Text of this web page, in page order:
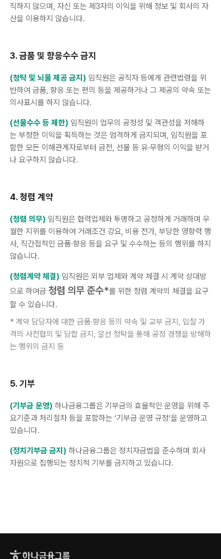
직하지 않으며, 자신 또는 제3자의 이익을 위해 정보 및 회사의 자
산을 이용하지 않습니다.
3. 금품 및 향응수수 금지
(청탁 및 뇌물 제공 금지) 임직원은 공직자 등에게 관련법령을 위
반하여 금품, 향응 또는 편의 등을 제공하거나 그 제공의 약속 또는
의사표시를 하지 않습니다.
(선물수수 등 제한) 임직원이 업무의 공정성 및 객관성을 저해하
는 부정한 이익을 획득하는 것은 엄격하게 금지되며, 임직원을 포
함한 모든 이해관계자로부터 금전, 선물 등 유·무형의 이익을 받거
나 요구하지 않습니다.
4. 청렴 계약
(청렴 의무) 임직원은 협력업체와 투명하고 공정하게 거래하며 우
월한 지위를 이용하여 거래조건 강요, 비용 전가, 부당한 영향력 행
사, 직간접적인 금품·향응 등을 요구 및 수수하는 등의 행위를 하지
않습니다.
(청렴계약 체결) 임직원은 외부 업체와 계약 체결 시 계약 상대방
으로 하여금 청렴 의무 준수*를 위한 청렴 계약의 체결을 요구
할 수 있습니다.
* 계약 담당자에 대한 금품·향응 등의 약속 및 교부 금지, 입찰 가
격의 사전협의 및 담합 금지, 알선 청탁을 통해 공정 경쟁을 방해하
는 행위의 금지 등
5. 기부
(기부금 운영) 하나금융그룹은 기부금의 효율적인 운영을 위해 주
요기준과 처리절차 등을 포함하는 ‘기부금 운영 규정’을 운영하고
있습니다.
(정치기부금 금지) 하나금융그룹은 정치자금법을 준수하며 회사
자원으로 집행되는 정치적 기부를 금지하고 있습니다.